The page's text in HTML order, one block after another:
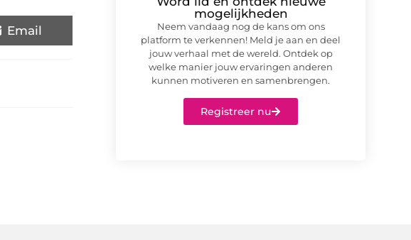
Email
mogelijkheden
Neem vandaag nog de kans om ons
platform te verkennen! Meld je aan en deel
jouw verhaal met de wereld. Ontdek op
welke manier jouw ervaringen anderen
kunnen motiveren en samenbrengen.
Registreer nu